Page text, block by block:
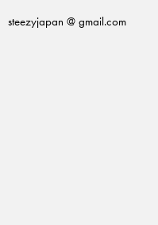
steezyjapan @ gmail.com